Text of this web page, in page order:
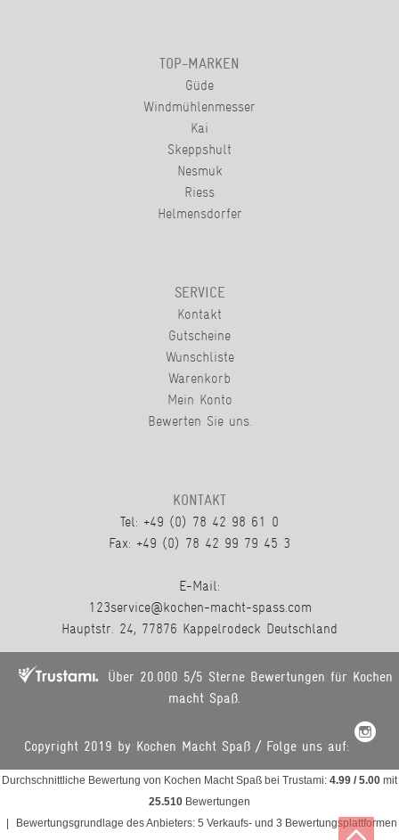
TOP-MARKEN
Güde
Windmühlenmesser
Kai
Skeppshult
Nesmuk
Riess
Helmensdorfer
SERVICE
Kontakt
Gutscheine
Wunschliste
Warenkorb
Mein Konto
Bewerten Sie uns.
KONTAKT
Tel: +49 (0) 78 42 98 61 0
Fax: +49 (0) 78 42 99 79 45 3
E-Mail:
123service@kochen-macht-spass.com
Hauptstr. 24, 77876 Kappelrodeck Deutschland
Über 20.000 5/5 Sterne Bewertungen für Kochen
macht Spaß.
Copyright 2019 by Kochen Macht Spaß / Folge uns auf:
Durchschnittliche Bewertung von Kochen Macht Spaß bei Trustami: 4.99 / 5.00 mit
25.510 Bewertungen
Bewertungsgrundlage des Anbieters: 5 Verkaufs- und 3 Bewertungsplattformen